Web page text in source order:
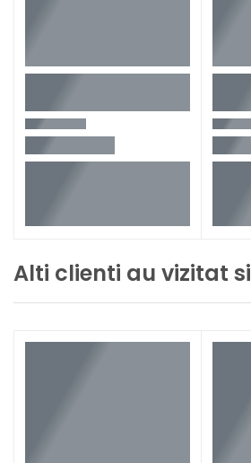
Alti clienti au vizitat si